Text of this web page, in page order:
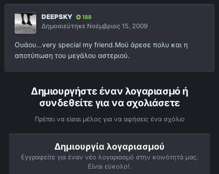
DEEPSKY 188
Δημοσιεύτηκε Νοέμβριος 15, 2009
Oυάου...very special my friend.Μού άρεσε πολυ και η
αποτύπωση του μεγάλου αστεριού.
Δημιουργήστε έναν λογαριασμό ή
συνδεθείτε για να σχολιάσετε
Πρέπει να είσαι μέλος για να αφήσεις ένα σχόλιο
Δημιουργία λογαριασμού
Εγγραφείτε για έναν νέο λογαριασμό στην κοινότητά μας.
Είναι εύκολο!.